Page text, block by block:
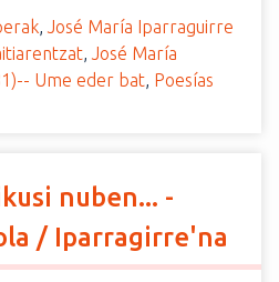
, José María Iparraguirre
, José María
Ume eder bat, Poesías
nuben... -
/ Iparragirre'na